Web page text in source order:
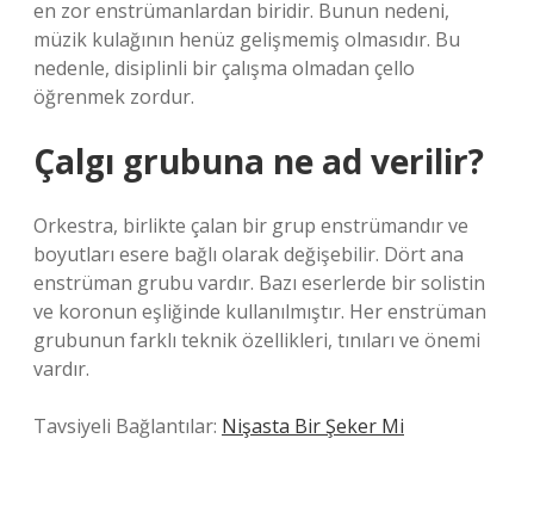
en zor enstrümanlardan biridir. Bunun nedeni,
müzik kulağının henüz gelişmemiş olmasıdır. Bu
nedenle, disiplinli bir çalışma olmadan çello
öğrenmek zordur.
Çalgı grubuna ne ad verilir?
Orkestra, birlikte çalan bir grup enstrümandır ve
boyutları esere bağlı olarak değişebilir. Dört ana
enstrüman grubu vardır. Bazı eserlerde bir solistin
ve koronun eşliğinde kullanılmıştır. Her enstrüman
grubunun farklı teknik özellikleri, tınıları ve önemi
vardır.
Tavsiyeli Bağlantılar: Nişasta Bir Şeker Mi